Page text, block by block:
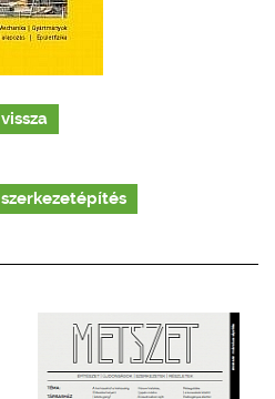
vissza
szerkezetépítés